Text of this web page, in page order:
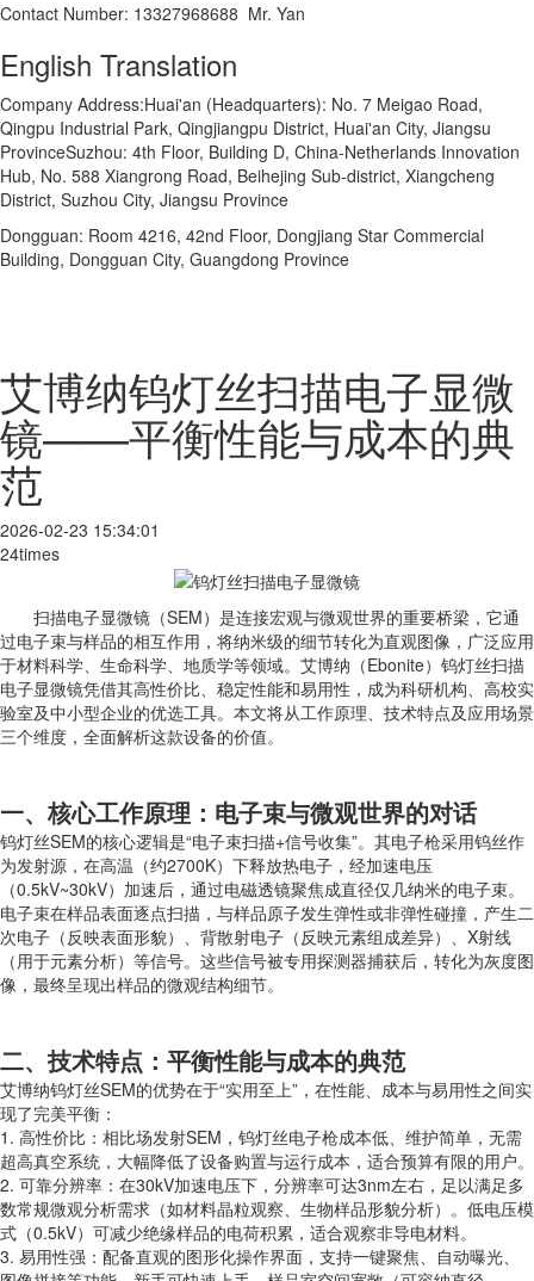
Contact Number: 13327968688 Mr. Yan
English Translation
Company Address:Huai'an (Headquarters): No. 7 Meigao Road,
Qingpu Industrial Park, Qingjiangpu District, Huai'an City, Jiangsu
ProvinceSuzhou: 4th Floor, Building D, China-Netherlands Innovation
Hub, No. 588 Xiangrong Road, Beihejing Sub-district, Xiangcheng
District, Suzhou City, Jiangsu Province
Dongguan: Room 4216, 42nd Floor, Dongjiang Star Commercial
Building, Dongguan City, Guangdong Province
艾博纳钨灯丝扫描电子显微
镜——平衡性能与成本的典
范
2026-02-23 15:34:01
24times
扫描电子显微镜（SEM）是连接宏观与微观世界的重要桥梁，它通
过电子束与样品的相互作用，将纳米级的细节转化为直观图像，广泛应用
于材料科学、生命科学、地质学等领域。艾博纳（Ebonite）钨灯丝扫描
电子显微镜凭借其高性价比、稳定性能和易用性，成为科研机构、高校实
验室及中小型企业的优选工具。本文将从工作原理、技术特点及应用场景
三个维度，全面解析这款设备的价值。
一、核心工作原理：电子束与微观世界的对话
钨灯丝SEM的核心逻辑是“电子束扫描+信号收集”。其电子枪采用钨丝作
为发射源，在高温（约2700K）下释放热电子，经加速电压
（0.5kV~30kV）加速后，通过电磁透镜聚焦成直径仅几纳米的电子束。
电子束在样品表面逐点扫描，与样品原子发生弹性或非弹性碰撞，产生二
次电子（反映表面形貌）、背散射电子（反映元素组成差异）、X射线
（用于元素分析）等信号。这些信号被专用探测器捕获后，转化为灰度图
像，最终呈现出样品的微观结构细节。
二、技术特点：平衡性能与成本的典范
艾博纳钨灯丝SEM的优势在于“实用至上”，在性能、成本与易用性之间实
现了完美平衡：
1. 高性价比：相比场发射SEM，钨灯丝电子枪成本低、维护简单，无需
超高真空系统，大幅降低了设备购置与运行成本，适合预算有限的用户。
2. 可靠分辨率：在30kV加速电压下，分辨率可达3nm左右，足以满足多
数常规微观分析需求（如材料晶粒观察、生物样品形貌分析）。低电压模
式（0.5kV）可减少绝缘样品的电荷积累，适合观察非导电材料。
3. 易用性强：配备直观的图形化操作界面，支持一键聚焦、自动曝光、